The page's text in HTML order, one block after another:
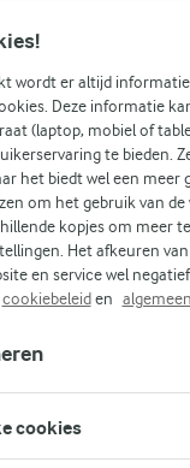
wordt er altijd
Deze informatie
(laptop, mobiel of
te bieden.
het biedt wel een meer
om het gebruik van
kopjes om meer
Het afkeuren
en service wel
cookiebeleiden
cookies